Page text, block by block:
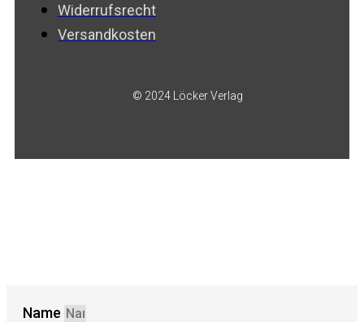
Widerrufsrecht
Versandkosten
© 2024 Löcker Verlag
Name